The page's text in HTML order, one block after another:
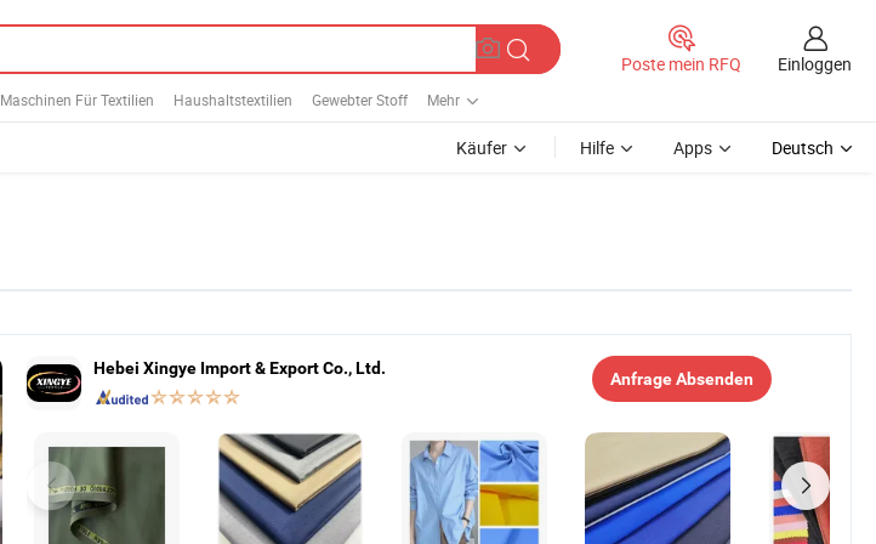
Maschinen Für Textilien Haushaltstextilien Gewebter Stoff Mehr
Poste mein RFQ Einloggen
Käufer Hilfe Apps Deutsch
Hebei Xingye Import & Export Co., Ltd.
Anfrage Absenden